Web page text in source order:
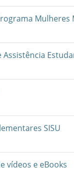
Mulheres
Assistência
SISU
vídeos e eBooks